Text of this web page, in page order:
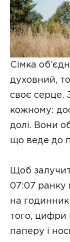
Сімка
духовний,
своє серце.
кожному:
долі. Вони
що веде до
Щоб
07:07 ранку
на годинник
того, цифри
паперу і